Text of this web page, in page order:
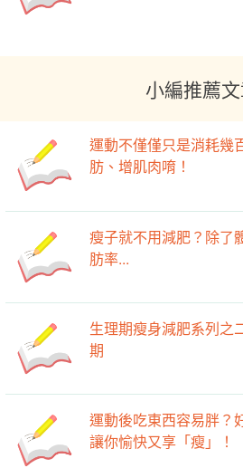
小編推薦
運動不僅僅只是消耗幾
肪、增肌肉唷！
瘦子就不用減肥？除了
肪率...
生理期瘦身減肥系列之
期
運動後吃東西容易胖？
讓你愉快又享「瘦」！